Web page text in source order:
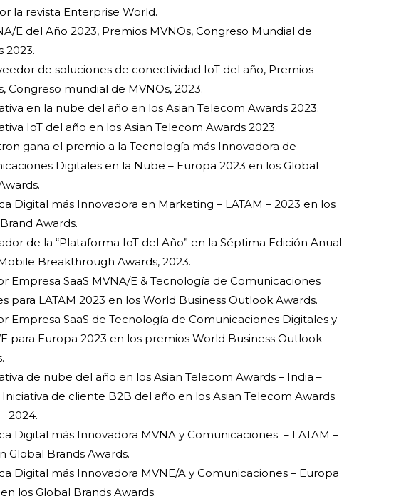
la revista Enterprise World.
E del Año 2023, Premios MVNOs, Congreso Mundial de
2023.
de soluciones de conectividad IoT del año, Premios
Congreso mundial de MVNOs, 2023.
en la nube del año en los Asian Telecom Awards 2023.
IoT del año en los Asian Telecom Awards 2023.
gana el premio a la Tecnología más Innovadora de
Digitales en la Nube – Europa 2023 en los Global
Digital más Innovadora en Marketing – LATAM – 2023 en los
Awards.
de la “Plataforma IoT del Año” en la Séptima Edición Anual
Breakthrough Awards, 2023.
Empresa SaaS MVNA/E & Tecnología de Comunicaciones
para LATAM 2023 en los World Business Outlook Awards.
Empresa SaaS de Tecnología de Comunicaciones Digitales y
para Europa 2023 en los premios World Business Outlook
de nube del año en los Asian Telecom Awards – India –
de cliente B2B del año en los Asian Telecom Awards
2024.
Digital más Innovadora MVNA y Comunicaciones – LATAM –
Global Brands Awards.
Digital más Innovadora MVNE/A y Comunicaciones – Europa
los Global Brands Awards.